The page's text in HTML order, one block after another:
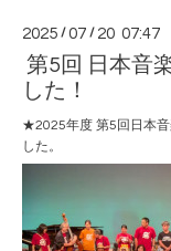
2025 /07 / 20 07:47
第5回 日本音
した！
★2025年度 第5回日本音
した。